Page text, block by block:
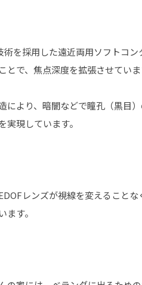
術を採用した遠近両用ソフトコ
とで、焦点深度を拡張させていま
により、暗闇などで瞳孔（黒目
実現しています。
レンズが視線を変えること
ます。